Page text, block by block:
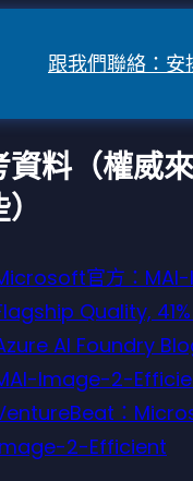
跟我們聯絡：安
資料（權威
官方：
Quality,
AI Foundry
Image-2-
：
2-Efficient